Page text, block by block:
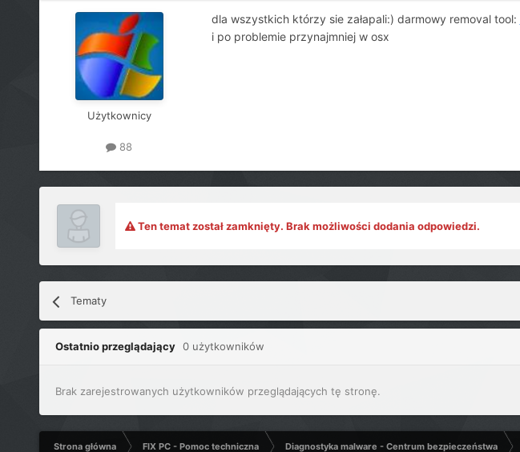
Użytkownicy
88
dla wszystkich którzy sie załapali:) darmowy removal tool:
i po problemie przynajmniej w osx
Ten temat został zamknięty. Brak możliwości dodania odpowiedzi.
Tematy
Ostatnio przeglądający 0 użytkowników
Brak zarejestrowanych użytkowników przeglądających tę stronę.
Strona główna FIX PC - Pomoc techniczna Diagnostyka malware - Centrum bezpieczeństwa